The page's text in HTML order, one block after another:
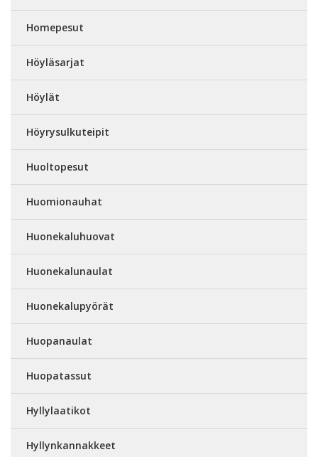
Homepesut
Höyläsarjat
Höylät
Höyrysulkuteipit
Huoltopesut
Huomionauhat
Huonekaluhuovat
Huonekalunaulat
Huonekalupyörät
Huopanaulat
Huopatassut
Hyllylaatikot
Hyllynkannakkeet